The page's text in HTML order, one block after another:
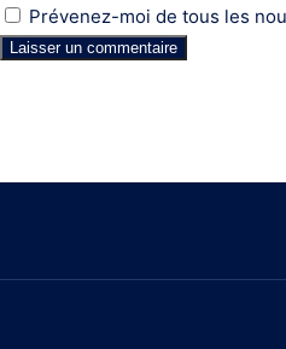
Prévenez-moi de tous les